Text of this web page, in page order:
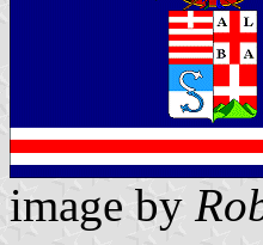
image by